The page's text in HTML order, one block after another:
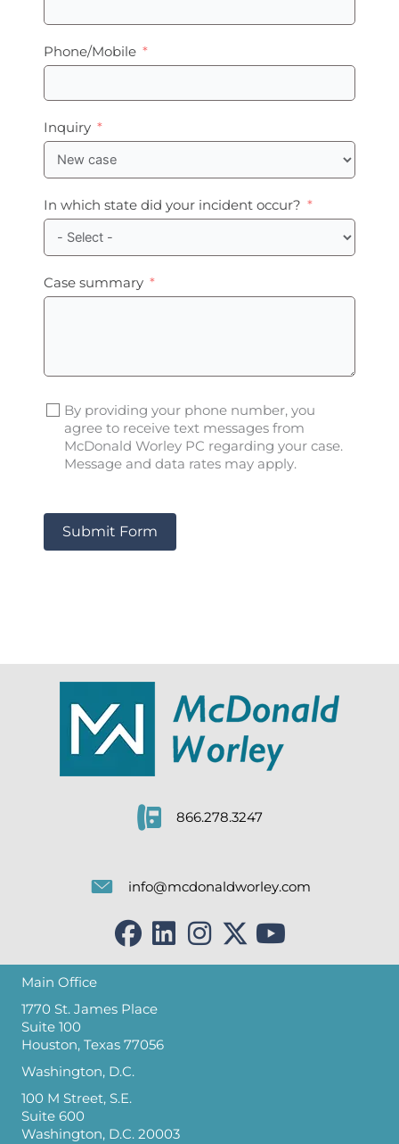
Phone/Mobile
Inquiry
In which state did your incident occur?
Case summary
By providing your phone number, you
agree to receive text messages from
McDonald Worley PC regarding your case.
Message and data rates may apply.
Submit Form
866.278.3247
info@mcdonaldworley.com
Main Office
1770 St. James Place
Suite 100
Houston, Texas 77056
Washington, D.C.
100 M Street, S.E.
Suite 600
Washington, D.C. 20003